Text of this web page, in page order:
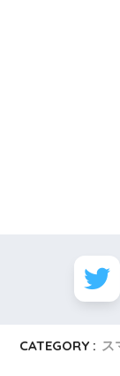
CATEGORY : ス